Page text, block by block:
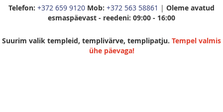
Telefon: +372 659 9120 Mob: +372 563 58861 | Oleme avatud
esmaspäevast - reedeni: 09:00 - 16:00
Suurim valik templeid, templivärve, templipatju. Tempel valmis
ühe päevaga!